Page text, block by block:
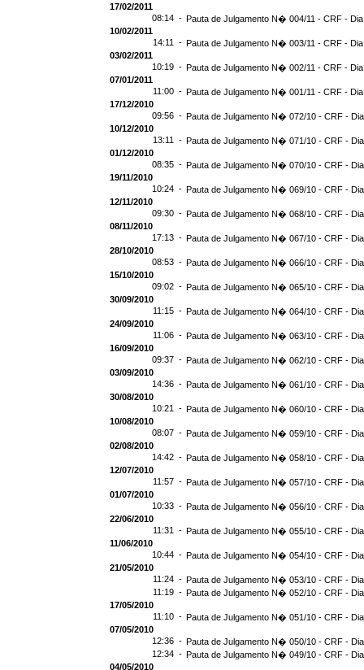
17/02/2011
08:14 - Pauta de Julgamento N� 004/11 - CRF - Dia
10/02/2011
14:11 - Pauta de Julgamento N� 003/11 - CRF - Dia
03/02/2011
10:19 - Pauta de Julgamento N� 002/11 - CRF - Dia
07/01/2011
11:00 - Pauta de Julgamento N� 001/11 - CRF - Dia
17/12/2010
09:56 - Pauta de Julgamento N� 072/10 - CRF -
10/12/2010
13:11 - Pauta de Julgamento N� 071/10 - CRF -
01/12/2010
08:35 - Pauta de Julgamento N� 070/10 - CRF -
19/11/2010
10:24 - Pauta de Julgamento N� 069/10 - CRF -
12/11/2010
09:30 - Pauta de Julgamento N� 068/10 - CRF -
08/11/2010
17:13 - Pauta de Julgamento N� 067/10 - CRF - Dia
28/10/2010
08:53 - Pauta de Julgamento N� 066/10 - CRF -
15/10/2010
09:02 - Pauta de Julgamento N� 065/10 - CRF -
30/09/2010
11:15 - Pauta de Julgamento N� 064/10 - CRF -
24/09/2010
11:06 - Pauta de Julgamento N� 063/10 - CRF -
16/09/2010
09:37 - Pauta de Julgamento N� 062/10 - CRF -
03/09/2010
14:36 - Pauta de Julgamento N� 061/10 - CRF -
30/08/2010
10:21 - Pauta de Julgamento N� 060/10 - CRF -
10/08/2010
08:07 - Pauta de Julgamento N� 059/10 - CRF -
02/08/2010
14:42 - Pauta de Julgamento N� 058/10 - CRF -
12/07/2010
11:57 - Pauta de Julgamento N� 057/10 - CRF -
01/07/2010
10:33 - Pauta de Julgamento N� 056/10 - CRF -
22/06/2010
11:31 - Pauta de Julgamento N� 055/10 - CRF -
11/06/2010
10:44 - Pauta de Julgamento N� 054/10 - CRF -
21/05/2010
11:24 - Pauta de Julgamento N� 053/10 - CRF -
11:19 - Pauta de Julgamento N� 052/10 - CRF -
17/05/2010
11:10 - Pauta de Julgamento N� 051/10 - CRF -
07/05/2010
12:36 - Pauta de Julgamento N� 050/10 - CRF -
12:34 - Pauta de Julgamento N� 049/10 - CRF -
04/05/2010